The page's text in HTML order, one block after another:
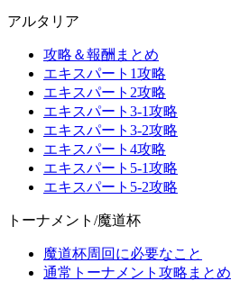
アルタリア
攻略＆報酬まとめ
エキスパート1攻略
エキスパート2攻略
エキスパート3-1攻略
エキスパート3-2攻略
エキスパート4攻略
エキスパート5-1攻略
エキスパート5-2攻略
トーナメント/魔道杯
魔道杯周回に必要なこと
通常トーナメント攻略まとめ